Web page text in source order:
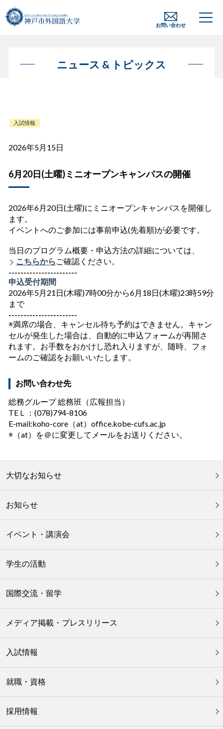
お問い合わせ
ニュース & トピックス
入試情報
2026年5月15日
6月20日(土曜)ミニオープンキャンパスの開催
2026年6月20日(土曜)にミニオープンキャンパスを開催し
ます。
イベントへのご参加には事前申込(先着順)が必要です。
当日のプログラム概要・申込方法の詳細については、
こちらから ご確認ください。
-----------------------
申込受付期間
2026年5月21日(木曜)7時00分から6月18日(木曜)23時59分
まで
-----------------------
※満席の場合、キャンセル待ち予約はできません。キャン
セルが発生した場合は、自動的に申込フォームが再開さ
れます。お手数をおかけし恐れ入りますが、随時、フォ
ームのご確認をお願いいたします。
お問い合わせ先
総務グループ 総務班（広報担当）
TEＬ：(078)794-8106
E-mail:koho-core（at）office.kobe-cufs.ac.jp
※（at）を＠に変更してメールをお送りください。
大切なお知らせ
お知らせ
イベント・講演会
学生の活動
国際交流・留学
メディア掲載・プレスリリース
入試情報
就職・資格
採用情報